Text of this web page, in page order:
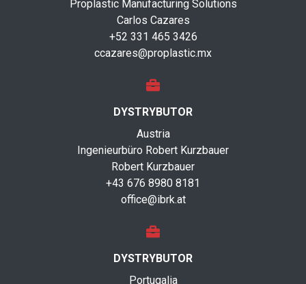
Proplastic Manufacturing Solutions
Carlos Cazares
+52 331 465 3426
ccazares@proplastic.mx
DYSTRYBUTOR
Austria
Ingenieurbüro Robert Kurzbauer
Robert Kurzbauer
+43 676 8980 8181
office@ibrk.at
DYSTRYBUTOR
Portugalia